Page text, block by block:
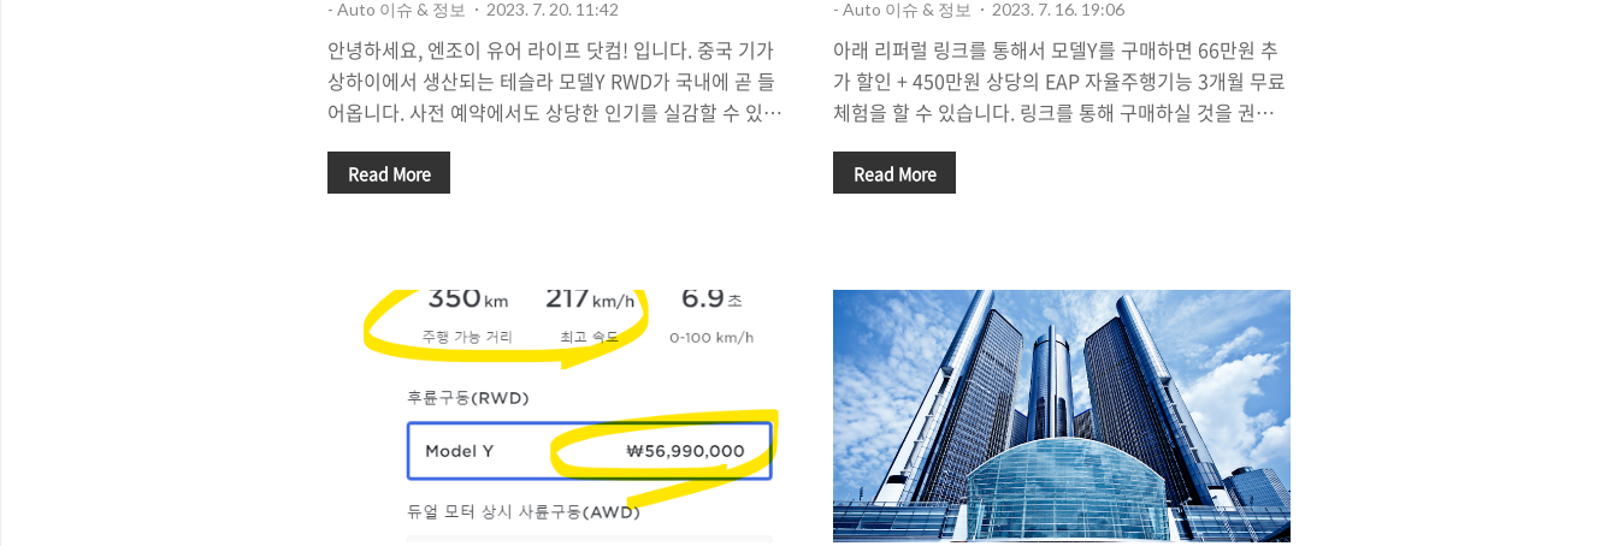
- Auto 이슈 & 정보 2023. 7. 20. 11:42
안녕하세요, 엔조이 유어 라이프 닷컴! 입니다. 중국 기가
상하이에서 생산되는 테슬라 모델Y RWD가 국내에 곧 들
어옵니다. 사전 예약에서도 상당한 인기를 실감할 수 있었
중요하죠! 물론, 모델Y RWD는 공식적으로 판매가격이
에는 100% 수령이 불가능합니다. 그렇기 때문에 차량 구
매 계획을 위해서 대략적으로 계산을 해 볼 필요가 있습니
다. ♥ 테슬라 구매 리퍼럴 혜택을 받으세요! ♥ 아래 링크
를 통해서 테슬라를 구입하게될 경우, 추가 할인 66만원
혜택과 3개월 EAP 무료 혜..
Read More
- Auto 이슈 & 정보 2023. 7. 16. 19:06
아래 리퍼럴 링크를 통해서 모델Y를 구매하면 66만원 추
가 할인 + 450만원 상당의 EAP 자율주행기능 3개월 무료
체험을 할 수 있습니다. 링크를 통해 구매하실 것을 권장
https://www.tesla.com/ko_kr/modely/design?
다. 저는 이미 테슬라 차량 오너이지만 보조금 100% 가능
한 (실제로는 100%아니지만..) 모델Y RWD 차량을 한대
더 구입하고 싶을 정도로 매력적인 가격입니다. 그래서 친
구, 친척, 지인들에게 절호의 기회(?)인 이번 5699 모델Y
대란을 적극 활용..
Read More